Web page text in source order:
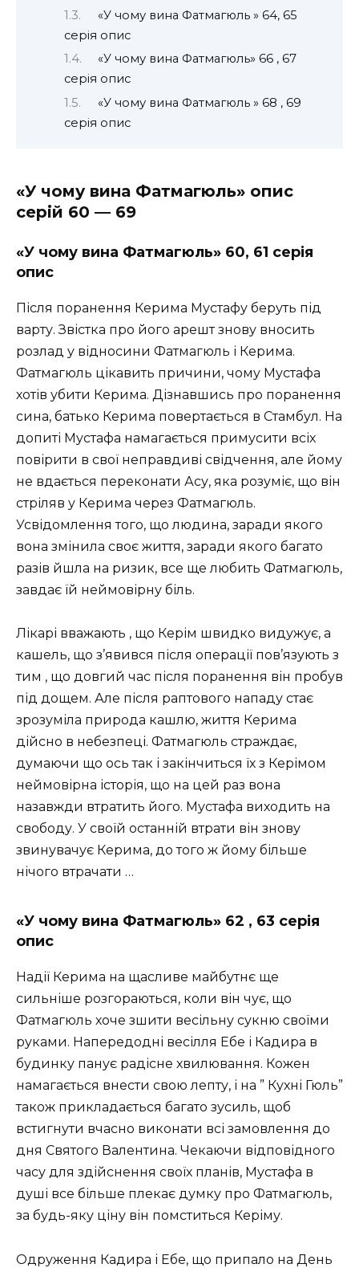
«У чому вина Фатмагюль » 64, 65
серія опис
«У чому вина Фатмагюль» 66 , 67
серія опис
«У чому вина Фатмагюль » 68 , 69
серія опис
«У чому вина Фатмагюль» опис
серій 60 — 69
«У чому вина Фатмагюль» 60, 61 серія
опис
Після поранення Керима Мустафу беруть під
варту. Звістка про його арешт знову вносить
розлад у відносини Фатмагюль і Керима.
Фатмагюль цікавить причини, чому Мустафа
хотів убити Керима. Дізнавшись про поранення
сина, батько Керима повертається в Стамбул. На
допиті Мустафа намагається примусити всіх
повірити в свої неправдиві свідчення, але йому
не вдається переконати Асу, яка розуміє, що він
стріляв у Керима через Фатмагюль.
Усвідомлення того, що людина, заради якого
вона змінила своє життя, заради якого багато
разів йшла на ризик, все ще любить Фатмагюль,
завдає їй неймовірну біль.
Лікарі вважають , що Керім швидко видужує, а
кашель, що з’явився після операції пов’язують з
тим , що довгий час після поранення він пробув
під дощем. Але після раптового нападу стає
зрозуміла природа кашлю, життя Керима
дійсно в небезпеці. Фатмагюль страждає,
думаючи що ось так і закінчиться їх з Керімом
неймовірна історія, що на цей раз вона
назавжди втратить його. Мустафа виходить на
свободу. У своїй останній втрати він знову
звинувачує Керима, до того ж йому більше
нічого втрачати …
«У чому вина Фатмагюль» 62 , 63 серія
опис
Надії Керима на щасливе майбутнє ще
сильніше розгораються, коли він чує, що
Фатмагюль хоче зшити весільну сукню своїми
руками. Напередодні весілля Ебе і Кадира в
будинку панує радісне хвилювання. Кожен
намагається внести свою лепту, і на ” Кухні Гюль”
також прикладається багато зусиль, щоб
встигнути вчасно виконати всі замовлення до
дня Святого Валентина. Чекаючи відповідного
часу для здійснення своїх планів, Мустафа в
душі все більше плекає думку про Фатмагюль,
за будь-яку ціну він помститься Керіму.
Одруження Кадира і Ебе, що припало на День